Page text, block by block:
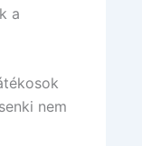
a
nem